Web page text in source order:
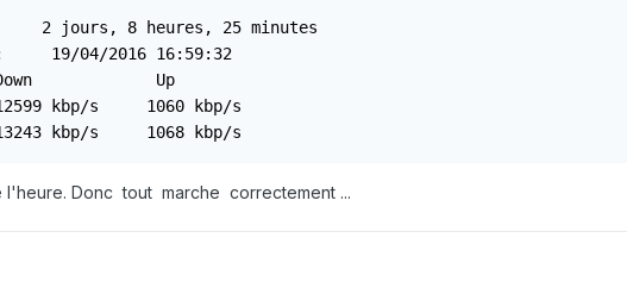
2 jours, 8 heures, 25 minutes
19/04/2016 16:59:32
Up
kbp/s     1060 kbp/s
kbp/s     1068 kbp/s
Donc tout marche correctement ...